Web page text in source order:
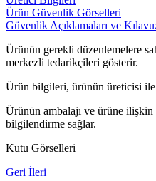
Ürün Güvenlik Görselleri
Güvenlik Açıklamaları ve
Ürünün gerekli düzenlemelere
merkezli tedarikçileri gösterir.
Ürün bilgileri, ürünün üreticisi
Ürünün ambalajı ve ürüne ilişkin
bilgilendirme sağlar.
Kutu Görselleri
Geri İleri